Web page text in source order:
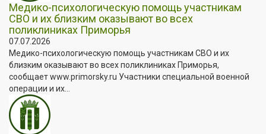
Медико-психологическую помощь участникам
СВО и их близким оказывают во всех
поликлиниках Приморья
07.07.2026
Медико-психологическую помощь участникам СВО и их
близким оказывают во всех поликлиниках Приморья,
сообщает www.primorsky.ru Участники специальной военной
операции и их...